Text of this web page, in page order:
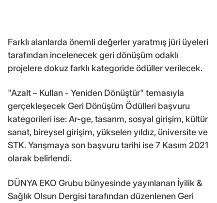
Farklı alanlarda önemli değerler yaratmış jüri üyeleri
tarafından incelenecek geri dönüşüm odaklı
projelere dokuz farklı kategoride ödüller verilecek.
"Azalt – Kullan - Yeniden Dönüştür" temasıyla
gerçekleşecek Geri Dönüşüm Ödülleri başvuru
kategorileri ise: Ar-ge, tasarım, sosyal girişim, kültür
sanat, bireysel girişim, yükselen yıldız, üniversite ve
STK. Yarışmaya son başvuru tarihi ise 7 Kasım 2021
olarak belirlendi.
DÜNYA EKO Grubu bünyesinde yayınlanan İyilik &
Sağlık Olsun Dergisi tarafından düzenlenen Geri